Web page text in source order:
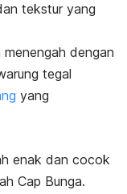
tekstur yang
dengan
tegal
yang
enak dan cocok
Cap Bunga.